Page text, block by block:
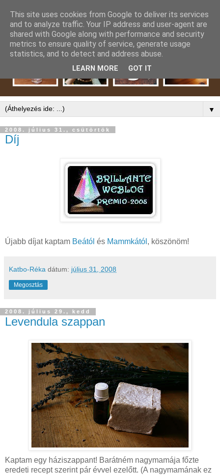
▼
2008. július 31., csütörtök
Díj
Újabb díjat kaptam Beától és Mammkától , köszönöm!
Katbo-Réka dátum: július 31, 2008
Megosztás
2008. július 29., kedd
Levendula szappan
Kaptam egy háziszappant! Barátném nagymamája főzte
eredeti recept szerint pár évvel ezelőtt. (A nagymamának ez
This site uses cookies from Google to deliver its services
and to analyze traffic. Your IP address and user-agent are
shared with Google along with performance and security
metrics to ensure quality of service, generate usage
statistics, and to detect and address abuse.
LEARN MORE GOT IT